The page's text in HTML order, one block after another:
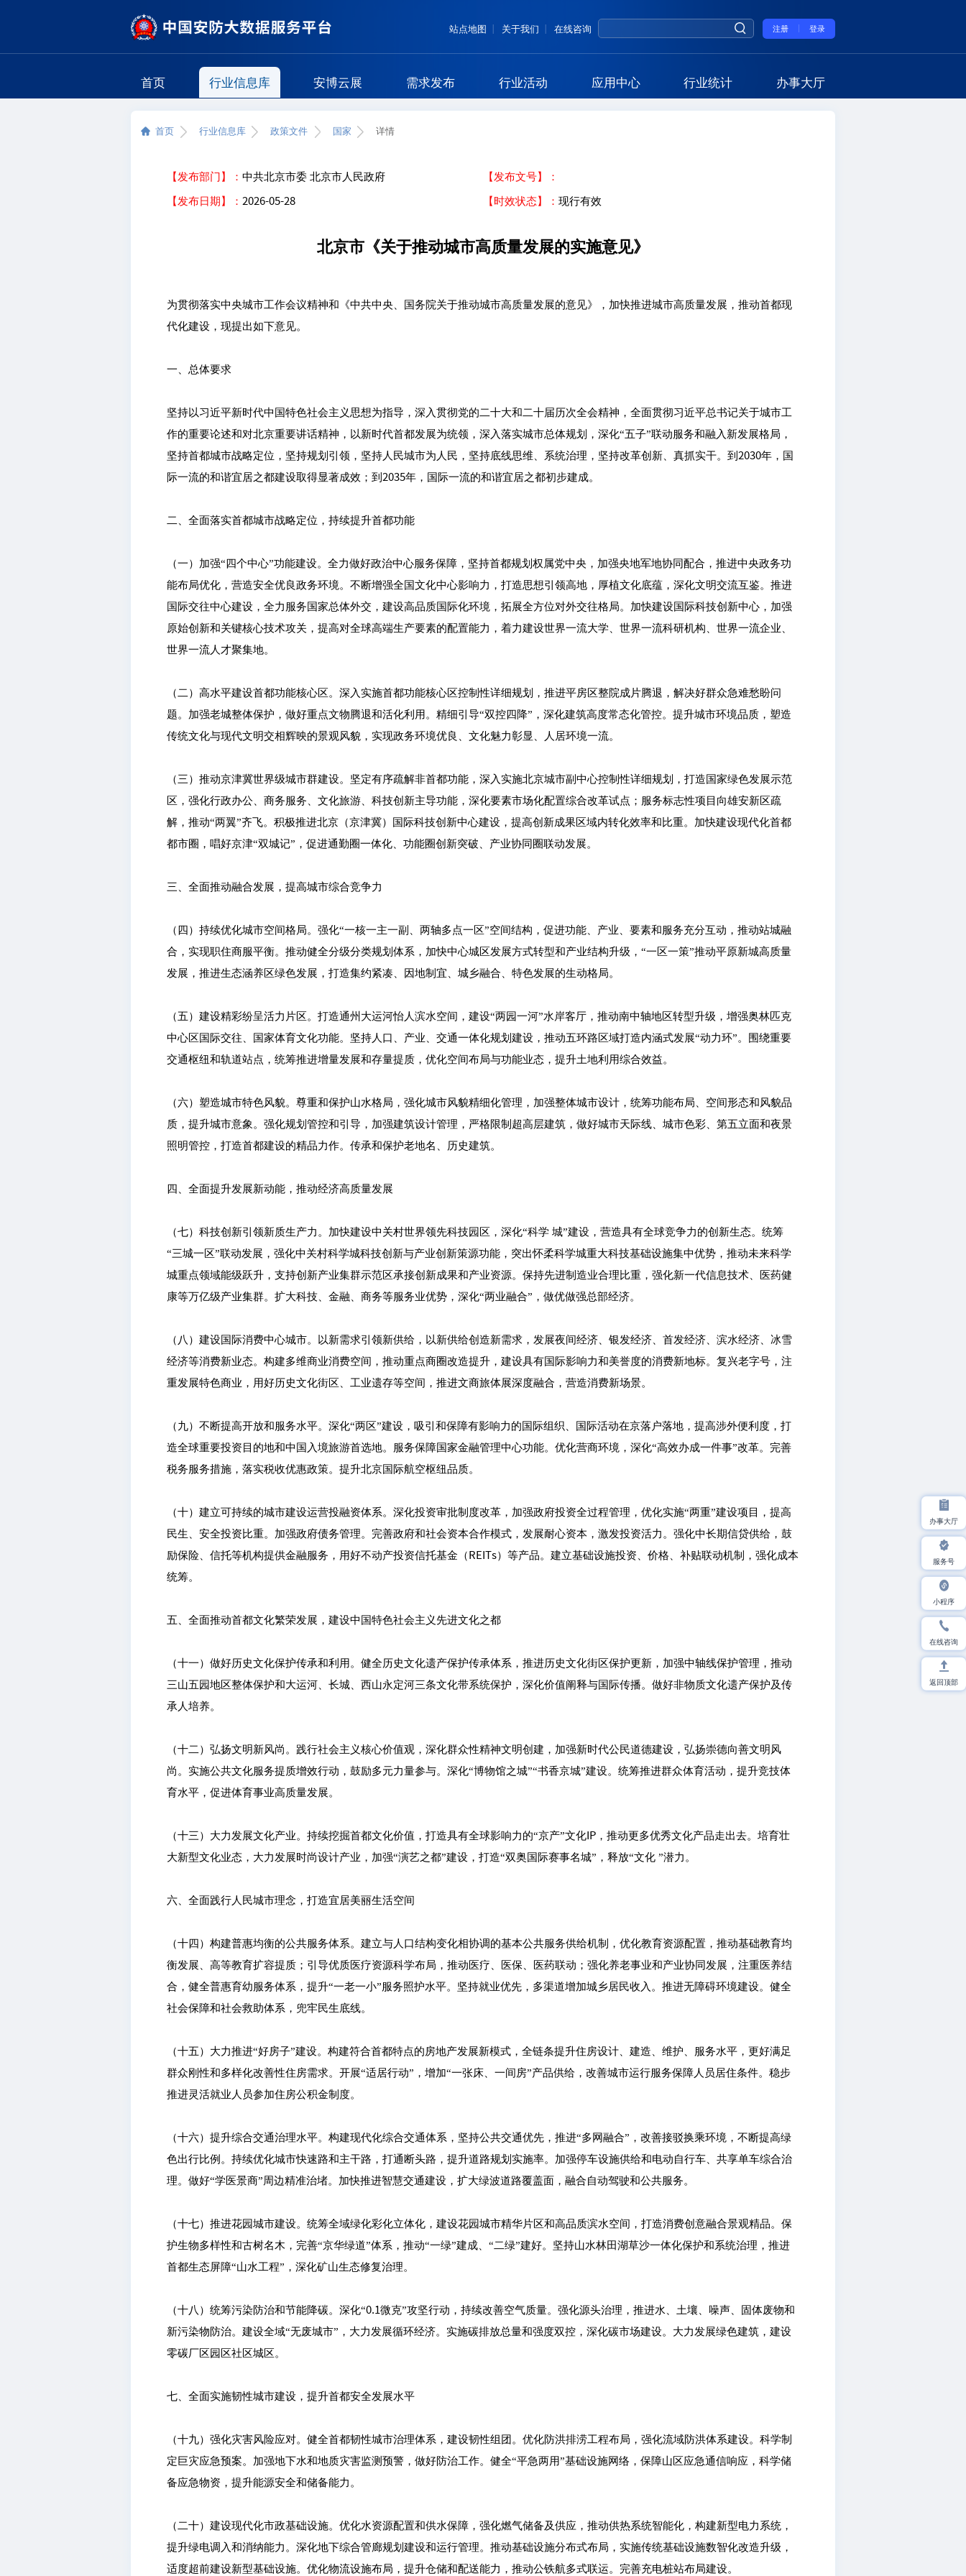
站点地图 关于我们 在线咨询 注册 登录
首页 行业信息库 安博云展 需求发布 行业活动 应用中心 行业统计 办事大厅
首页 行业信息库 政策文件 国家 详情
【发布部门】：中共北京市委 北京市人民政府 【发布文号】：
【发布日期】：2026-05-28 【时效状态】： 现行有效
北京市《关于推动城市高质量发展的实施意见》
为贯彻落实中央城市工作会议精神和《中共中央、国务院关于推动城市高质量发展的意见》，加快推进城市高质量发展，推动首都现
代化建设，现提出如下意见。
一、总体要求
坚持以习近平新时代中国特色社会主义思想为指导，深入贯彻党的二十大和二十届历次全会精神，全面贯彻习近平总书记关于城市工
作的重要论述和对北京重要讲话精神，以新时代首都发展为统领，深入落实城市总体规划，深化“五子”联动服务和融入新发展格局，
坚持首都城市战略定位，坚持规划引领，坚持人民城市为人民，坚持底线思维、系统治理，坚持改革创新、真抓实干。到2030年，国
际一流的和谐宜居之都建设取得显著成效；到2035年，国际一流的和谐宜居之都初步建成。
二、全面落实首都城市战略定位，持续提升首都功能
（一）加强“四个中心”功能建设。全力做好政治中心服务保障，坚持首都规划权属党中央，加强央地军地协同配合，推进中央政务功
能布局优化，营造安全优良政务环境。不断增强全国文化中心影响力，打造思想引领高地，厚植文化底蕴，深化文明交流互鉴。推进
国际交往中心建设，全力服务国家总体外交，建设高品质国际化环境，拓展全方位对外交往格局。加快建设国际科技创新中心，加强
原始创新和关键核心技术攻关，提高对全球高端生产要素的配置能力，着力建设世界一流大学、世界一流科研机构、世界一流企业、
世界一流人才聚集地。
（二）高水平建设首都功能核心区。深入实施首都功能核心区控制性详细规划，推进平房区整院成片腾退，解决好群众急难愁盼问
题。加强老城整体保护，做好重点文物腾退和活化利用。精细引导“双控四降”，深化建筑高度常态化管控。提升城市环境品质，塑造
传统文化与现代文明交相辉映的景观风貌，实现政务环境优良、文化魅力彰显、人居环境一流。
（三）推动京津冀世界级城市群建设。坚定有序疏解非首都功能，深入实施北京城市副中心控制性详细规划，打造国家绿色发展示范
区，强化行政办公、商务服务、文化旅游、科技创新主导功能，深化要素市场化配置综合改革试点；服务标志性项目向雄安新区疏
解，推动“两翼”齐飞。积极推进北京（京津冀）国际科技创新中心建设，提高创新成果区域内转化效率和比重。加快建设现代化首都
都市圈，唱好京津“双城记”，促进通勤圈一体化、功能圈创新突破、产业协同圈联动发展。
三、全面推动融合发展，提高城市综合竞争力
（四）持续优化城市空间格局。强化“一核一主一副、两轴多点一区”空间结构，促进功能、产业、要素和服务充分互动，推动站城融
合，实现职住商服平衡。推动健全分级分类规划体系，加快中心城区发展方式转型和产业结构升级，“一区一策”推动平原新城高质量
发展，推进生态涵养区绿色发展，打造集约紧凑、因地制宜、城乡融合、特色发展的生动格局。
（五）建设精彩纷呈活力片区。打造通州大运河怡人滨水空间，建设“两园一河”水岸客厅，推动南中轴地区转型升级，增强奥林匹克
中心区国际交往、国家体育文化功能。坚持人口、产业、交通一体化规划建设，推动五环路区域打造内涵式发展“动力环”。围绕重要
交通枢纽和轨道站点，统筹推进增量发展和存量提质，优化空间布局与功能业态，提升土地利用综合效益。
（六）塑造城市特色风貌。尊重和保护山水格局，强化城市风貌精细化管理，加强整体城市设计，统筹功能布局、空间形态和风貌品
质，提升城市意象。强化规划管控和引导，加强建筑设计管理，严格限制超高层建筑，做好城市天际线、城市色彩、第五立面和夜景
照明管控，打造首都建设的精品力作。传承和保护老地名、历史建筑。
四、全面提升发展新动能，推动经济高质量发展
（七）科技创新引领新质生产力。加快建设中关村世界领先科技园区，深化“科学 城”建设，营造具有全球竞争力的创新生态。统筹
“三城一区”联动发展，强化中关村科学城科技创新与产业创新策源功能，突出怀柔科学城重大科技基础设施集中优势，推动未来科学
城重点领域能级跃升，支持创新产业集群示范区承接创新成果和产业资源。保持先进制造业合理比重，强化新一代信息技术、医药健
康等万亿级产业集群。扩大科技、金融、商务等服务业优势，深化“两业融合”，做优做强总部经济。
（八）建设国际消费中心城市。以新需求引领新供给，以新供给创造新需求，发展夜间经济、银发经济、首发经济、滨水经济、冰雪
经济等消费新业态。构建多维商业消费空间，推动重点商圈改造提升，建设具有国际影响力和美誉度的消费新地标。复兴老字号，注
重发展特色商业，用好历史文化街区、工业遗存等空间，推进文商旅体展深度融合，营造消费新场景。
（九）不断提高开放和服务水平。深化“两区”建设，吸引和保障有影响力的国际组织、国际活动在京落户落地，提高涉外便利度，打
造全球重要投资目的地和中国入境旅游首选地。服务保障国家金融管理中心功能。优化营商环境，深化“高效办成一件事”改革。完善
税务服务措施，落实税收优惠政策。提升北京国际航空枢纽品质。
（十）建立可持续的城市建设运营投融资体系。深化投资审批制度改革，加强政府投资全过程管理，优化实施“两重”建设项目，提高
民生、安全投资比重。加强政府债务管理。完善政府和社会资本合作模式，发展耐心资本，激发投资活力。强化中长期信贷供给，鼓
励保险、信托等机构提供金融服务，用好不动产投资信托基金（REITs）等产品。建立基础设施投资、价格、补贴联动机制，强化成本
统筹。
五、全面推动首都文化繁荣发展，建设中国特色社会主义先进文化之都
（十一）做好历史文化保护传承和利用。健全历史文化遗产保护传承体系，推进历史文化街区保护更新，加强中轴线保护管理，推动
三山五园地区整体保护和大运河、长城、西山永定河三条文化带系统保护，深化价值阐释与国际传播。做好非物质文化遗产保护及传
承人培养。
（十二）弘扬文明新风尚。践行社会主义核心价值观，深化群众性精神文明创建，加强新时代公民道德建设，弘扬崇德向善文明风
尚。实施公共文化服务提质增效行动，鼓励多元力量参与。深化“博物馆之城”“书香京城”建设。统筹推进群众体育活动，提升竞技体
育水平，促进体育事业高质量发展。
（十三）大力发展文化产业。持续挖掘首都文化价值，打造具有全球影响力的“京产”文化IP，推动更多优秀文化产品走出去。培育壮
大新型文化业态，大力发展时尚设计产业，加强“演艺之都”建设，打造“双奥国际赛事名城”，释放“文化 ”潜力。
六、全面践行人民城市理念，打造宜居美丽生活空间
（十四）构建普惠均衡的公共服务体系。建立与人口结构变化相协调的基本公共服务供给机制，优化教育资源配置，推动基础教育均
衡发展、高等教育扩容提质；引导优质医疗资源科学布局，推动医疗、医保、医药联动；强化养老事业和产业协同发展，注重医养结
合，健全普惠育幼服务体系，提升“一老一小”服务照护水平。坚持就业优先，多渠道增加城乡居民收入。推进无障碍环境建设。健全
社会保障和社会救助体系，兜牢民生底线。
（十五）大力推进“好房子”建设。构建符合首都特点的房地产发展新模式，全链条提升住房设计、建造、维护、服务水平，更好满足
群众刚性和多样化改善性住房需求。开展“适居行动”，增加“一张床、一间房”产品供给，改善城市运行服务保障人员居住条件。稳步
推进灵活就业人员参加住房公积金制度。
（十六）提升综合交通治理水平。构建现代化综合交通体系，坚持公共交通优先，推进“多网融合”，改善接驳换乘环境，不断提高绿
色出行比例。持续优化城市快速路和主干路，打通断头路，提升道路规划实施率。加强停车设施供给和电动自行车、共享单车综合治
理。做好“学医景商”周边精准治堵。加快推进智慧交通建设，扩大绿波道路覆盖面，融合自动驾驶和公共服务。
（十七）推进花园城市建设。统筹全域绿化彩化立体化，建设花园城市精华片区和高品质滨水空间，打造消费创意融合景观精品。保
护生物多样性和古树名木，完善“京华绿道”体系，推动“一绿”建成、“二绿”建好。坚持山水林田湖草沙一体化保护和系统治理，推进
首都生态屏障“山水工程”，深化矿山生态修复治理。
（十八）统筹污染防治和节能降碳。深化“0.1微克”攻坚行动，持续改善空气质量。强化源头治理，推进水、土壤、噪声、固体废物和
新污染物防治。建设全域“无废城市”，大力发展循环经济。实施碳排放总量和强度双控，深化碳市场建设。大力发展绿色建筑，建设
零碳厂区园区社区城区。
七、全面实施韧性城市建设，提升首都安全发展水平
（十九）强化灾害风险应对。健全首都韧性城市治理体系，建设韧性组团。优化防洪排涝工程布局，强化流域防洪体系建设。科学制
定巨灾应急预案。加强地下水和地质灾害监测预警，做好防治工作。健全“平急两用”基础设施网络，保障山区应急通信响应，科学储
备应急物资，提升能源安全和储备能力。
（二十）建设现代化市政基础设施。优化水资源配置和供水保障，强化燃气储备及供应，推动供热系统智能化，构建新型电力系统，
提升绿电调入和消纳能力。深化地下综合管廊规划建设和运行管理。推动基础设施分布式布局，实施传统基础设施数智化改造升级，
适度超前建设新型基础设施。优化物流设施布局，提升仓储和配送能力，推动公铁航多式联运。完善充电桩站布局建设。
办事大厅
服务号
小程序
在线咨询
返回顶部